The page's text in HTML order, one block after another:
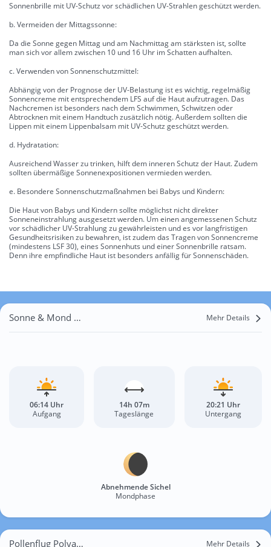
Sonnenbrille mit UV-Schutz vor schädlichen UV-Strahlen geschützt werden.
b. Vermeiden der Mittagssonne:
Da die Sonne gegen Mittag und am Nachmittag am stärksten ist, sollte
man sich vor allem zwischen 10 und 16 Uhr im Schatten aufhalten.
c. Verwenden von Sonnenschutzmittel:
Abhängig von der Prognose der UV-Belastung ist es wichtig, regelmäßig
Sonnencreme mit entsprechendem LFS auf die Haut aufzutragen. Das
Nachcremen ist besonders nach dem Schwimmen, Schwitzen oder
Abtrocknen mit einem Handtuch zusätzlich nötig. Außerdem sollten die
Lippen mit einem Lippenbalsam mit UV-Schutz geschützt werden.
d. Hydratation:
Ausreichend Wasser zu trinken, hilft dem inneren Schutz der Haut. Zudem
sollten übermäßige Sonnenexpositionen vermieden werden.
e. Besondere Sonnenschutzmaßnahmen bei Babys und Kindern:
Die Haut von Babys und Kindern sollte möglichst nicht direkter
Sonneneinstrahlung ausgesetzt werden. Um einen angemessenen Schutz
vor schädlicher UV-Strahlung zu gewährleisten und es vor langfristigen
Gesundheitsrisiken zu bewahren, ist zudem das Tragen von Sonnencreme
(mindestens LSF 30), eines Sonnenhuts und einer Sonnenbrille ratsam.
Denn ihre empfindliche Haut ist besonders anfällig für Sonnenschäden.
Sonne & Mond Polyana Mehr Details
06:14 Uhr
Aufgang
14h 07m
Tageslänge
20:21 Uhr
Untergang
Abnehmende Sichel
Mondphase
Pollenflug Polyana Mehr Details